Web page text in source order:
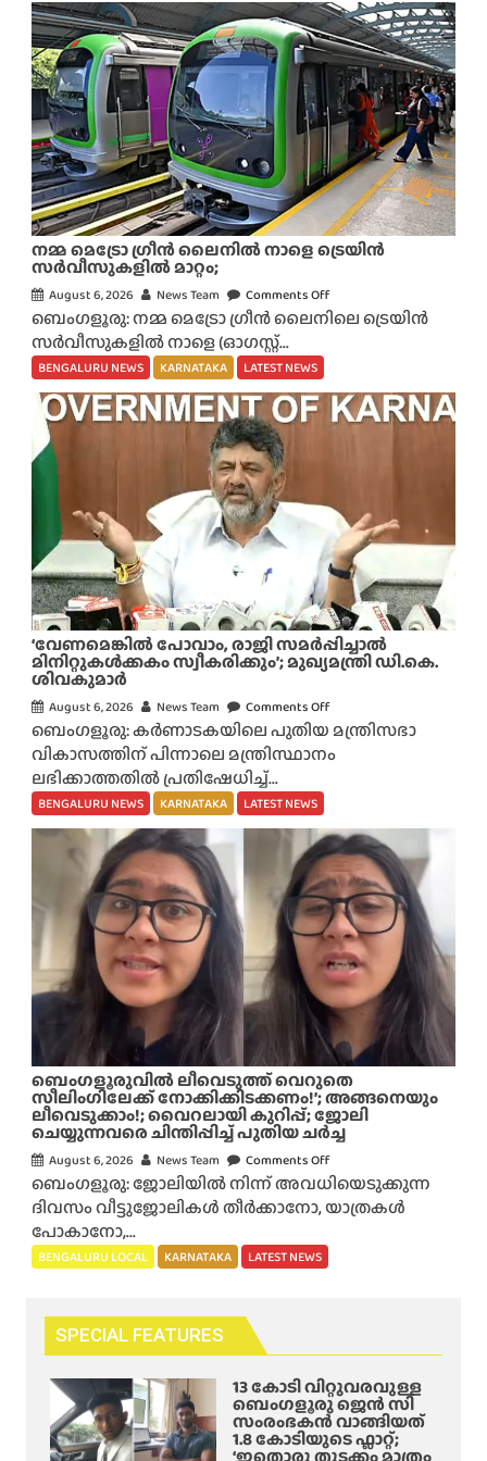
നമ്മ മെട്രോ ഗ്രീൻ ലൈനിൽ നാളെ ട്രെയിൻ
സർവീസുകളിൽ മാറ്റം;
August 6, 2026 News Team Comments Off
n
മെ
ട്രോ
നി
ൽ
നാ
ളെ
ട്രെ
യി
ൻ
സ
വീ
സു
മാ
റ്റം
;
ബെംഗളൂരു: നമ്മ മെട്രോ ഗ്രീൻ ലൈനിലെ ട്രെയിൻ
സർവീസുകളിൽ നാളെ (ഓഗസ്റ്റ്...
BENGALURU NEWS KARNATAKA LATEST NEWS
‘വേണമെങ്കിൽ പോവാം, രാജി സമർപ്പിച്ചാൽ
മിനിറ്റുകൾക്കകം സ്വീകരിക്കും’; മുഖ്യമന്ത്രി ഡി.കെ.
ശിവകുമാർ
August 6, 2026 News Team Comments Off
n
‘
മെ
ങ്കി
ൽ
പോ
വാം
,
രാ
ജി
സ
മ
ർ
പ്പി
ച്ചാ
ൽ
നി
റ്റു
ക
ക്കും
’
;
ബെംഗളൂരു: കർണാടകയിലെ പുതിയ മന്ത്രിസഭാ
വികാസത്തിന് പിന്നാലെ മന്ത്രിസ്ഥാനം
ലഭിക്കാത്തതിൽ പ്രതിഷേധിച്ച്...
BENGALURU NEWS KARNATAKA LATEST NEWS
ബെം​ഗളൂരുവിൽ ലീവെടുത്ത് വെറുതെ
സീലിംഗിലേക്ക് നോക്കിക്കിടക്കണം!’; അങ്ങനെയും
ലീവെടുക്കാം!; വൈറലായി കുറിപ്പ്; ജോലി
ചെയ്യുന്നവരെ ചിന്തിപ്പിച്ച് പുതിയ ചർച്ച
August 6, 2026 News Team Comments Off
n
ബെം
ൽ
വെ
ടു
ത്ത്
ബെംഗളൂരു: ജോലിയിൽ നിന്ന് അവധിയെടുക്കുന്ന
ദിവസം വീട്ടുജോലികൾ തീർക്കാനോ, യാത്രകൾ
പോകാനോ,...
BENGALURU LOCAL KARNATAKA LATEST NEWS
SPECIAL FEATURES
13 കോടി വിറ്റുവരവുള്ള
ബെംഗളൂരു ജെൻ സി
സംരംഭകൻ വാങ്ങിയത്
1.8 കോടിയുടെ ഫ്ലാറ്റ്;
‘ഇതൊരു തുടക്കം മാത്രം